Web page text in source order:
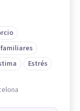
Estrés